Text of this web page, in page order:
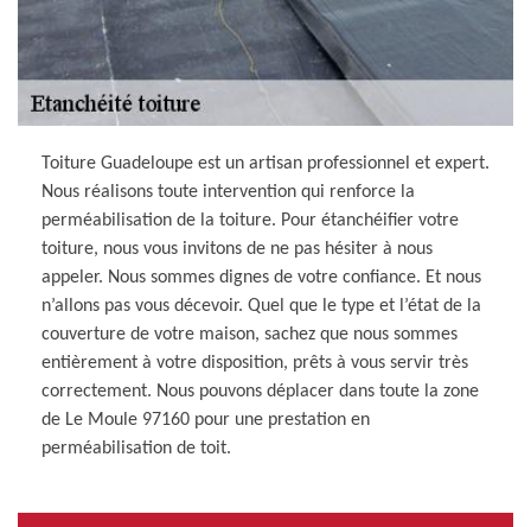
Toiture Guadeloupe est un artisan professionnel et expert.
Nous réalisons toute intervention qui renforce la
perméabilisation de la toiture. Pour étanchéifier votre
toiture, nous vous invitons de ne pas hésiter à nous
appeler. Nous sommes dignes de votre confiance. Et nous
n’allons pas vous décevoir. Quel que le type et l’état de la
couverture de votre maison, sachez que nous sommes
entièrement à votre disposition, prêts à vous servir très
correctement. Nous pouvons déplacer dans toute la zone
de Le Moule 97160 pour une prestation en
perméabilisation de toit.